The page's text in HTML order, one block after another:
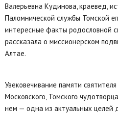
Валерьевна Кудинова, краевед,
Паломнической службы Томской
интересные факты родословной
рассказала о миссионерском
Алтае.
Увековечивание памяти
Московского, Томского
нем — одна из актуальных целей